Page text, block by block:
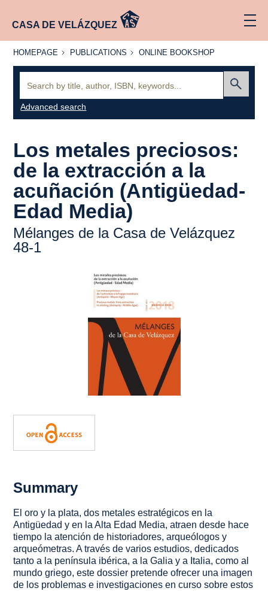
CASA DE VELÁZQUEZ
HOMEPAGE
HOMEPAGE PUBLICATIONS
PUBLICATIONS
ONLINE
ONLINE BOOKSHOP
Advanced search
Los metales preciosos:
de la extracción a la
acuñación (Antigüedad-
Edad Media)
Mélanges de la Casa de Velázquez
48-1
Summary
El oro y la plata, dos metales estratégicos en la
Antigüedad y en la Alta Edad Media, atraen desde hace
tiempo la atención de historiadores, arqueólogos y
arqueómetras. A través de varios estudios, dedicados
tanto a la península ibérica, a la Galia y a Italia, como al
mundo griego, este dossier pretende ofrecer una imagen
de los problemas e investigaciones en curso sobre estos